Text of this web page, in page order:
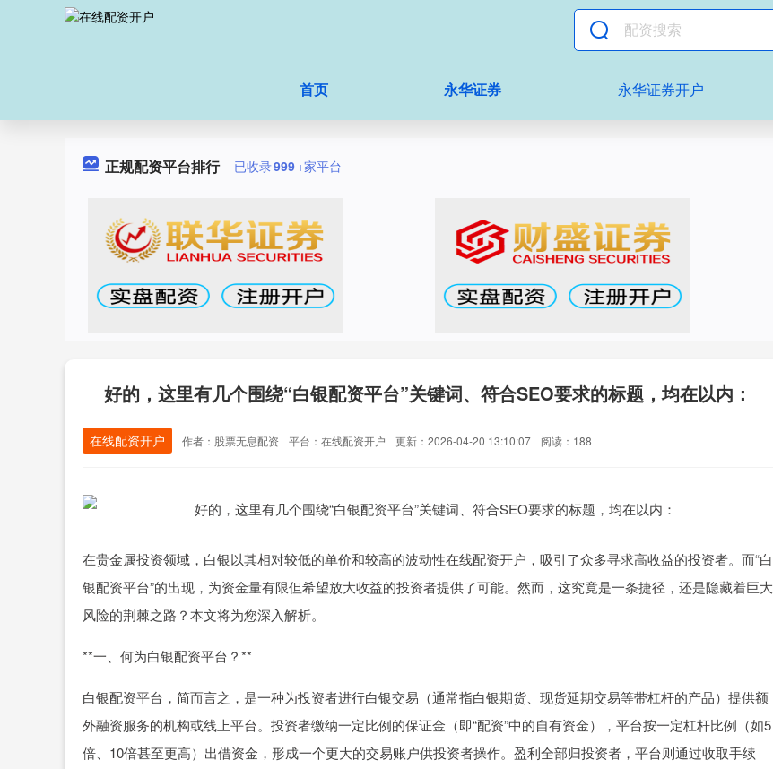
首页 永华证券 永华证券开户
正规配资平台排行 已收录999+家平台
好的，这里有几个围绕“白银配资平台”关键词、符合SEO要求的标题，均在以内：
在线配资开户 作者：股票无息配资 平台：在线配资开户 更新：2026-04-20 13:10:07 阅读：188
在贵金属投资领域，白银以其相对较低的单价和较高的波动性在线配资开户，吸引了众多寻求高收益的投资者。而“白
银配资平台”的出现，为资金量有限但希望放大收益的投资者提供了可能。然而，这究竟是一条捷径，还是隐藏着巨大
风险的荆棘之路？本文将为您深入解析。
**一、何为白银配资平台？**
白银配资平台，简而言之，是一种为投资者进行白银交易（通常指白银期货、现货延期交易等带杠杆的产品）提供额
外融资服务的机构或线上平台。投资者缴纳一定比例的保证金（即“配资”中的自有资金），平台按一定杠杆比例（如5
倍、10倍甚至更高）出借资金，形成一个更大的交易账户供投资者操作。盈利全部归投资者，平台则通过收取手续